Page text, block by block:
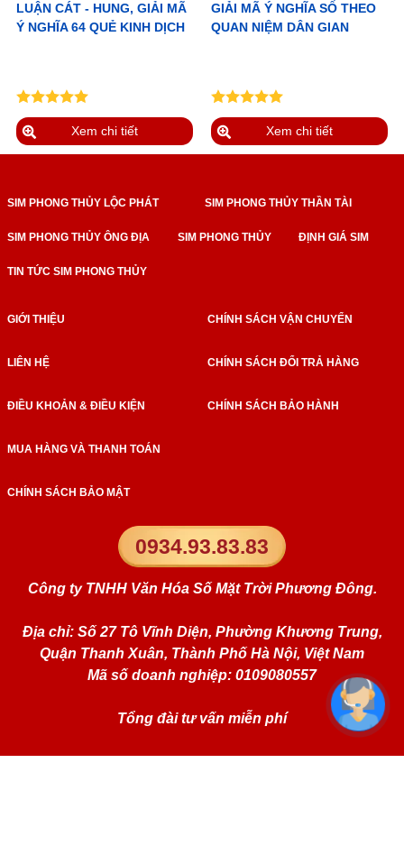
LUẬN CÁT - HUNG, GIẢI MÃ
Ý NGHĨA 64 QUẺ KINH DỊCH
Xem chi tiết
GIẢI MÃ Ý NGHĨA SỐ THEO
QUAN NIỆM DÂN GIAN
Xem chi tiết
SIM PHONG THỦY LỘC PHÁT SIM PHONG THỦY THẦN TÀI
SIM PHONG THỦY ÔNG ĐỊA SIM PHONG THỦY ĐỊNH GIÁ SIM
TIN TỨC SIM PHONG THỦY
0934.93.83.83
Công ty TNHH Văn Hóa Số Mặt Trời Phương Đông.
Địa chỉ: Số 27 Tô Vĩnh Diện, Phường Khương Trung,
Quận Thanh Xuân, Thành Phố Hà Nội, Việt Nam
Mã số doanh nghiệp: 0109080557
Tổng đài tư vấn miễn phí
GIỚI THIỆU
LIÊN HỆ
ĐIỀU KHOẢN & ĐIỀU KIỆN
MUA HÀNG VÀ THANH TOÁN
CHÍNH SÁCH BẢO MẬT
CHÍNH SÁCH VẬN CHUYỂN
CHÍNH SÁCH ĐỔI TRẢ HÀNG
CHÍNH SÁCH BẢO HÀNH